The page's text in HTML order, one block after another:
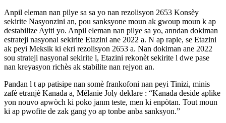
Anpil eleman nan pilye sa sa yo nan rezolisyon 2653 Konsèy
sekirite Nasyonzini an, pou sanksyone moun ak gwoup moun k ap
destabilize Ayiti yo. Anpil eleman nan pilye sa yo, anndan dokiman
estrateji nasyonal sekirite Etazini ane 2022 a. N ap raple, se Etazini
ak peyi Meksik ki ekri rezolisyon 2653 a. Nan dokiman ane 2022
sou strateji nasyonal sekirite l, Etazini rekonèt sekirite l dwe pase
nan kreyasyon richès ak stabilite nan rejyon an.
Pandan l t ap patisipe nan somè frankofoni nan peyi Tinizi, minis
zafè etranjè Kanada a, Mélanie Joly deklare : “Kanada deside aplike
yon nouvo apwòch ki poko janm teste, men ki enpòtan. Tout moun
ki ap pwofite de zak gang yo ap tonbe anba sanksyon.”